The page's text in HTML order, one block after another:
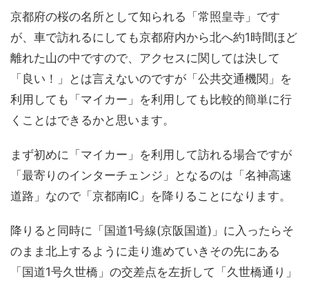
京都府の桜の名所として知られる「常照皇寺」です
が、車で訪れるにしても京都府内から北へ約1時間ほど
離れた山の中ですので、アクセスに関しては決して
「良い！」とは言えないのですが「公共交通機関」を
利用しても「マイカー」を利用しても比較的簡単に行
くことはできるかと思います。
まず初めに「マイカー」を利用して訪れる場合ですが
「最寄りのインターチェンジ」となるのは「名神高速
道路」なので「京都南IC」を降りることになります。
降りると同時に「国道1号線(京阪国道)」に入ったらそ
のまま北上するように走り進めていきその先にある
「国道1号久世橋」の交差点を左折して「久世橋通り」